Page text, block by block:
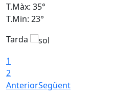
T.Màx: 35°
T.Min: 23°
Tarda
1
2
AnteriorSegüent